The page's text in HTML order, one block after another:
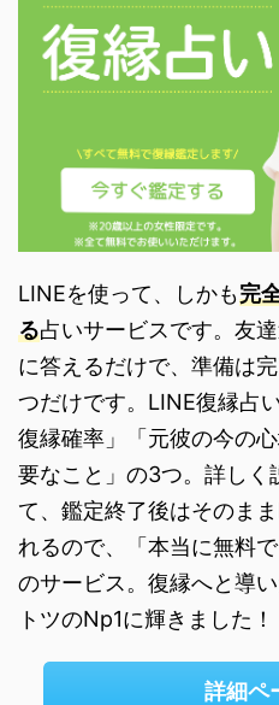
LINEを使って、しかも完
る占いサービスです。友
に答えるだけで、準備は
つだけです。LINE復縁占
復縁確率」「元彼の今の
要なこと」の3つ。詳しく
て、鑑定終了後はそのま
れるので、「本当に無料
のサービス。復縁へと導
トツのNp1に輝きました！
詳細ペ